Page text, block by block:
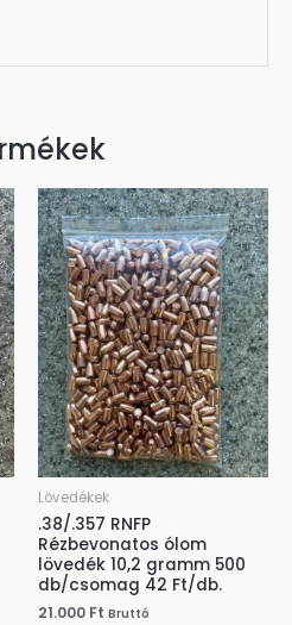
Lövedékek
.38/.357 RNFP
Rézbevonatos ólom
lövedék 10,2 gramm 500
db/csomag 42 Ft/db.
21.000 Ft Bruttó